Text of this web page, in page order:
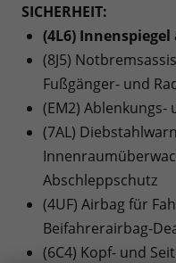
SICHERHEIT:
(4L6)
(8J5)
Fußgänger- und
(EM2)
(7AL)
Abschleppschutz
(4UF) Airbag für
Beifahrerairbag-
(6C4) Kopf- und